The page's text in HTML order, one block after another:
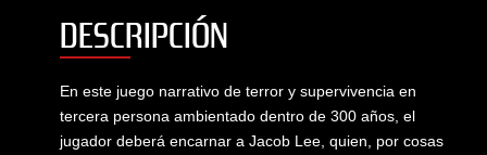
DESCRIPCIÓN
En este juego narrativo de terror y supervivencia en
tercera persona ambientado dentro de 300 años, el
jugador deberá encarnar a Jacob Lee, quien, por cosas